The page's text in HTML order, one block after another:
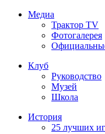
Медиа
Трактор TV
Фотогалерея
Клуб
Руководство
Музей
Школа
История
25 лучших